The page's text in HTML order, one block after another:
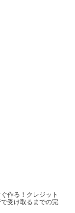
作る！クレジット
受け取るまでの完